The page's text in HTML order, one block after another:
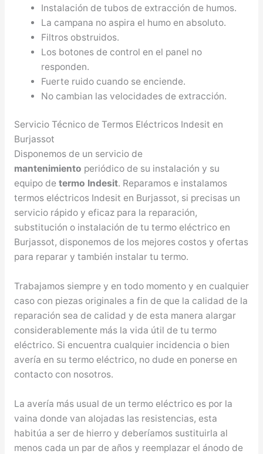
Instalación de tubos de extracción de humos.
La campana no aspira el humo en absoluto.
Filtros obstruidos.
Los botones de control en el panel no
responden.
Fuerte ruido cuando se enciende.
No cambian las velocidades de extracción.
Servicio Técnico de Termos Eléctricos Indesit en
Burjassot
Disponemos de un servicio de
mantenimiento periódico de su instalación y su
equipo de termo Indesit. Reparamos e instalamos
termos eléctricos Indesit en Burjassot, si precisas un
servicio rápido y eficaz para la reparación,
substitución o instalación de tu termo eléctrico en
Burjassot, disponemos de los mejores costos y ofertas
para reparar y también instalar tu termo.
Trabajamos siempre y en todo momento y en cualquier
caso con piezas originales a fin de que la calidad de la
reparación sea de calidad y de esta manera alargar
considerablemente más la vida útil de tu termo
eléctrico. Si encuentra cualquier incidencia o bien
avería en su termo eléctrico, no dude en ponerse en
contacto con nosotros.
La avería más usual de un termo eléctrico es por la
vaina donde van alojadas las resistencias, esta
habitúa a ser de hierro y deberíamos sustituirla al
menos cada un par de años y reemplazar el ánodo de